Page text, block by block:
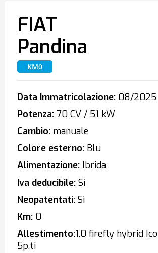
FIAT
Pandina
KM0
Data Immatricolazione:08/2025
Potenza:70 CV / 51 kW
Cambio:manuale
Colore esterno:Blu
Alimentazione:Ibrida
Iva deducibile:Sì
Neopatentati:Sì
Km:0
Allestimento:1.0 firefly hybrid
5p.ti